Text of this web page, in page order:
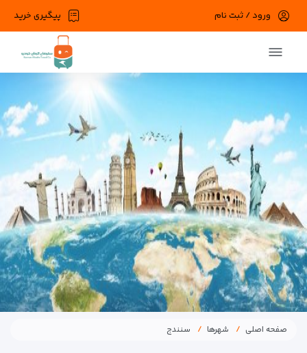
پیگیری خرید ورود / ثبت نام
صفحه اصلی شهرها سنندج